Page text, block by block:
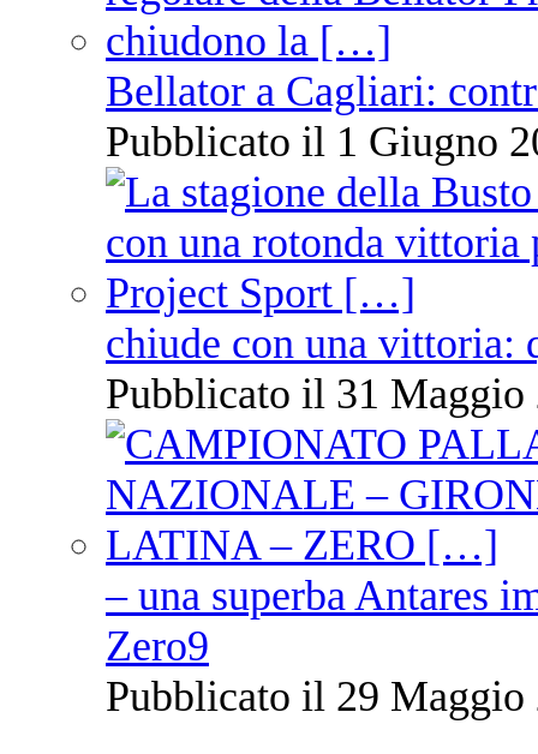
Bellator a Cagliari:
Pubblicato il 1 Giugno
chiude con una vittoria:
Pubblicato il 31 Maggio
– una superba Antares
Zero9
Pubblicato il 29 Maggio